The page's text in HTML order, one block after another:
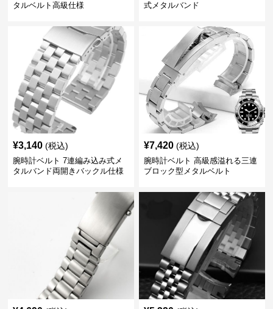
タルベルト高級仕様
式メタルバンド
¥3,140 (税込)
腕時計ベルト 7連編み込み式メ
タルバンド両開きバックル仕様
¥7,420 (税込)
腕時計ベルト 高級感溢れる三連
ブロック型メタルベルト